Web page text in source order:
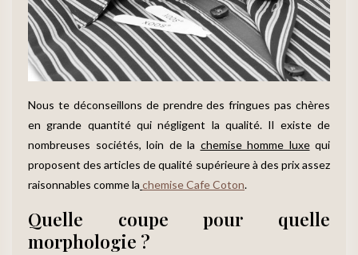
Nous te déconseillons de prendre des fringues pas chères
en grande quantité qui négligent la qualité. Il existe de
nombreuses sociétés, loin de la chemise homme luxequi
proposent des articles de qualité supérieure à des prix assez
raisonnables comme la chemise Cafe Coton.
Quelle coupe pour quelle
morphologie ?